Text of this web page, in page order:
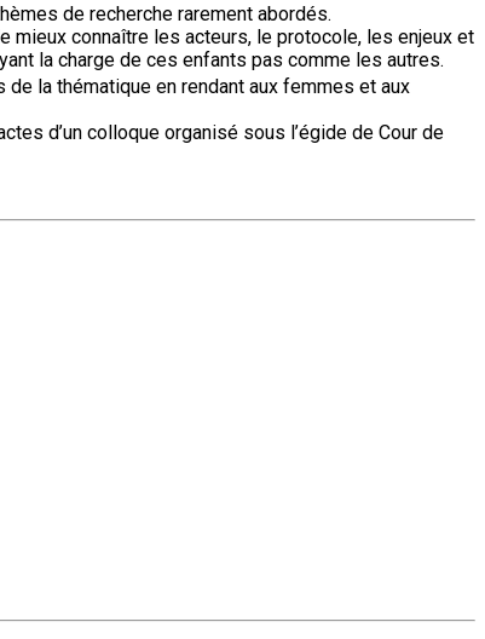
de recherche rarement abordés.
connaître les acteurs, le protocole, les enjeux et
la charge de ces enfants pas comme les autres.
la thématique en rendant aux femmes et aux
d’un colloque organisé sous l’égide de Cour de